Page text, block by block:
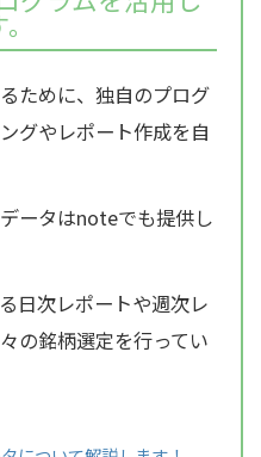
ために、独自のプログ
グやレポート作成を自
ータはnoteでも提供し
日次レポートや週次レ
の銘柄選定を行ってい